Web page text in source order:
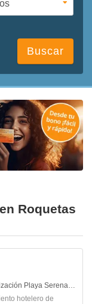
Buscar
Roquetas
Paseo Central, 51. Urbanización Playa Serena. Roquetas De Mar
hotelero de